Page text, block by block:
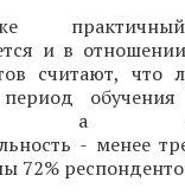
и в
считают, что
а
- менее
72%